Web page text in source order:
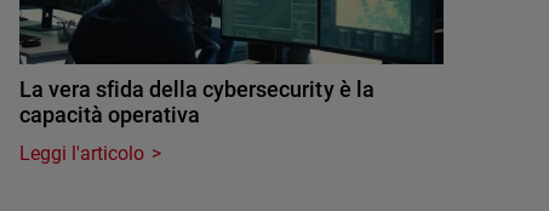
La vera sfida della cybersecurity è la
capacità operativa
Leggi l'articolo